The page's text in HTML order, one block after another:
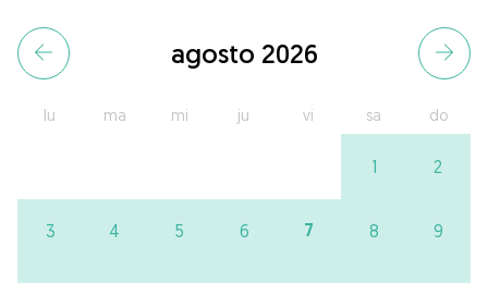
agosto 2026
lu ma mi ju vi sa do
1 2
3 4 5 6 7 8 9